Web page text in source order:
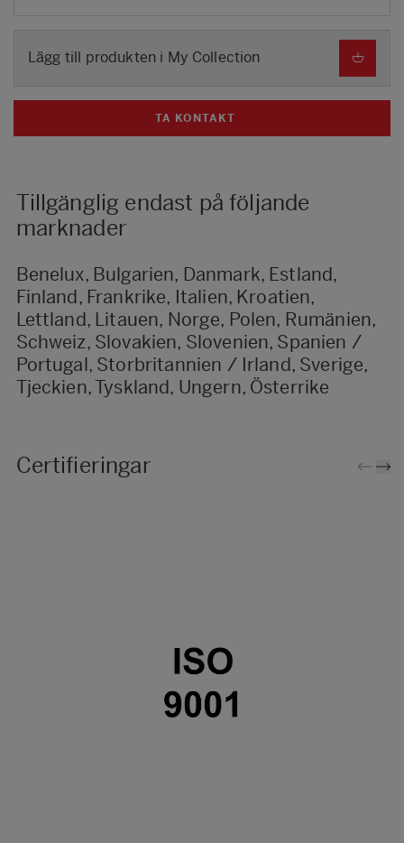
Lägg till produkten i My Collection
TA KONTAKT
Tillgänglig endast på följande
marknader
Benelux, Bulgarien, Danmark, Estland,
Finland, Frankrike, Italien, Kroatien,
Lettland, Litauen, Norge, Polen, Rumänien,
Schweiz, Slovakien, Slovenien, Spanien /
Portugal, Storbritannien / Irland, Sverige,
Tjeckien, Tyskland, Ungern, Österrike
Certifieringar